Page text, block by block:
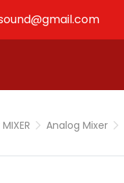
Analog Mixer